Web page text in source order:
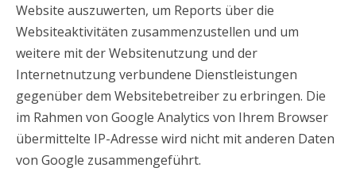
Website auszuwerten, um Reports über die
Websiteaktivitäten zusammenzustellen und um
weitere mit der Websitenutzung und der
Internetnutzung verbundene Dienstleistungen
gegenüber dem Websitebetreiber zu erbringen. Die
im Rahmen von Google Analytics von Ihrem Browser
übermittelte IP-Adresse wird nicht mit anderen Daten
von Google zusammengeführt.